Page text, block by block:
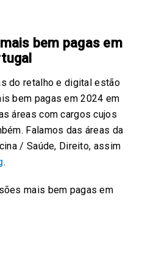
bem pagas em
do retalho e digital estão
bem pagas em 2024 em
áreas com cargos cujos
Falamos das áreas da
/ Saúde, Direito, assim
.
mais bem pagas em